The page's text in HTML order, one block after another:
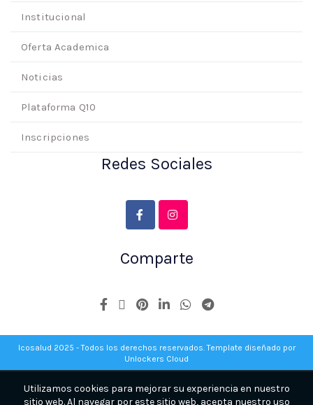
Institucional
Oferta Academica
Noticias
Plataforma Q10
Inscripciones
Redes Sociales
Comparte
Icosalud 2025 - Todos los derechos reservados. Template diseñado por
Unlockers Cloud
Utilizamos cookies para mejorar su experiencia en nuestro
sitio web. Al navegar por este sitio web, acepta nuestro uso